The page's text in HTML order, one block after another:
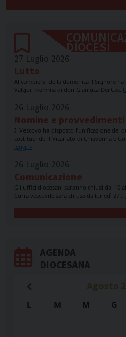
DIOCESI
27 Luglio 2026
Lutto
Al compiersi della domenica il Signore ha
Valgoi, mamma di don Gianluca Dei Cas.
26 Luglio 2026
Nomine e provvedimenti
Il Vescovo ha disposto l’unificazione dei
costituendo il Vicariato di Chiavenna e
leggi »
26 Luglio 2026
Comunicazione
Gli uffici diocesani saranno chiusi dal 10
Curia vescovile sarà chiusa da lunedì 27…
AGENDA
DIOCESANA
L M M G